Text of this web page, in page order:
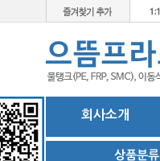
회사소개
상품분류